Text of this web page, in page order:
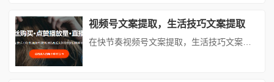
视频号文案提取，生活技巧文案提取